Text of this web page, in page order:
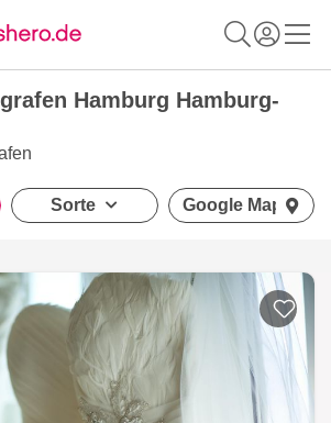
Hamburg Hamburg-
Sorte Google Maps